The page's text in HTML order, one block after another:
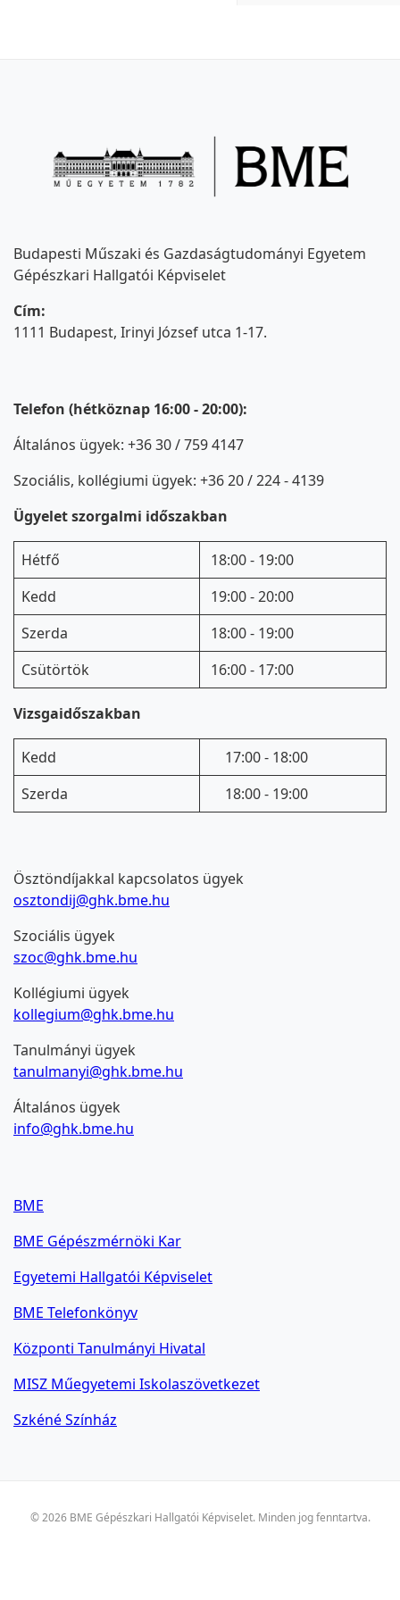
Budapesti Műszaki és Gazdaságtudományi Egyetem
Gépészkari Hallgatói Képviselet
Cím:
1111 Budapest, Irinyi József utca 1-17.
Telefon (hétköznap 16:00 - 20:00):
Általános ügyek: +36 30 / 759 4147
Szociális, kollégiumi ügyek: +36 20 / 224 - 4139
Ügyelet szorgalmi időszakban
Hétfő
18:00 - 19:00
Kedd
19:00 - 20:00
Szerda
18:00 - 19:00
Csütörtök
16:00 - 17:00
Vizsgaidőszakban
Kedd
17:00 - 18:00
Szerda
18:00 - 19:00
Ösztöndíjakkal kapcsolatos ügyek
osztondij@ghk.bme.hu
Szociális ügyek
szoc@ghk.bme.hu
Kollégiumi ügyek
kollegium@ghk.bme.hu
Tanulmányi ügyek
tanulmanyi@ghk.bme.hu
Általános ügyek
info@ghk.bme.hu
BME
BME Gépészmérnöki Kar
Egyetemi Hallgatói Képviselet
BME Telefonkönyv
Központi Tanulmányi Hivatal
MISZ Műegyetemi Iskolaszövetkezet
Szkéné Színház
© 2026 BME Gépészkari Hallgatói Képviselet. Minden jog fenntartva.